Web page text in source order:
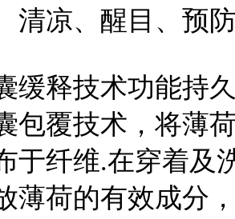
清凉、醒目、预
缓释技术功能持
包覆技术，将薄
于纤维.在穿着及
薄荷的有效成分